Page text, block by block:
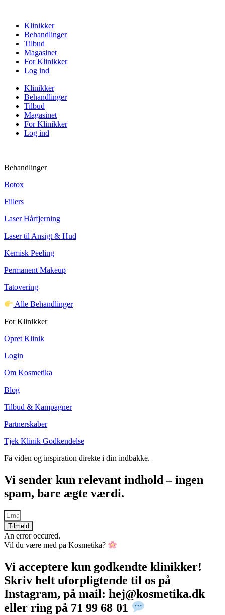
Klinikker
Behandlinger
Tilbud
Magasinet
For Klinikker
Log ind
Klinikker
Behandlinger
Tilbud
Magasinet
For Klinikker
Log ind
Behandlinger
Botox
Fillers
Laser Hårfjerning
Laser til Ansigt & Hud
Kemisk Peeling
Permanent Makeup
Tatovering
Alle Behandlinger
For Klinikker
Opret Klinik
Login
Om Kosmetika
Blog
Tilbud & Kampagner
Partnerskaber
Tjek Klinik Godkendelse
Få viden og inspiration direkte i din indbakke.
Vi sender kun relevant indhold – ingen
spam, bare ægte værdi.
Tilmeld
An error occured.
Vil du være med på Kosmetika?
Vi acceptere kun godkendte klinikker!
Skriv helt uforpligtende til os på
Instagram, på mail: hej@kosmetika.dk
eller ring på 71 99 68 01